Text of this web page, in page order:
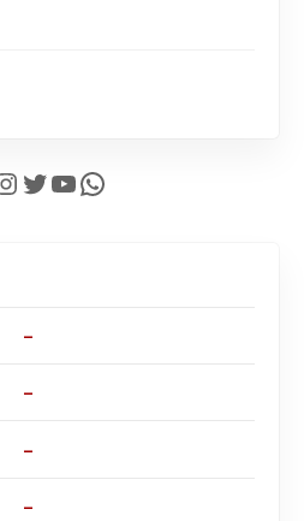
Twitter YouTube WhatsApp
–
–
–
–